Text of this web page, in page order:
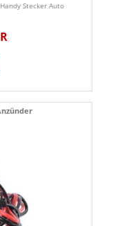
Stecker Auto